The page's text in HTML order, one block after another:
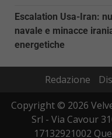
Escalation Usa-Iran:
navale e minacce
energetiche
Redazione
Copyright © 2026
Srl - Via Cavour
17132921002